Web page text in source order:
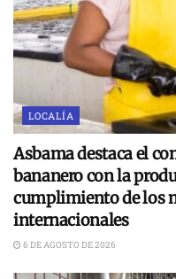
LOCALÍA
Asbama destaca el
bananero con la
cumplimiento de los
internacionales
6 DE AGOSTO DE 2026